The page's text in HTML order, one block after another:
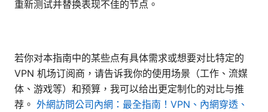
重新测试并替换表现不佳的节点。
若你对本指南中的某些点有具体需求或想要对比特定的
VPN 机场订阅商，请告诉我你的使用场景（工作、流媒
体、游戏等）和预算，我可以给出更定制化的对比与推
荐。 外網訪問公司內網：最全指南！VPN、內網穿透、